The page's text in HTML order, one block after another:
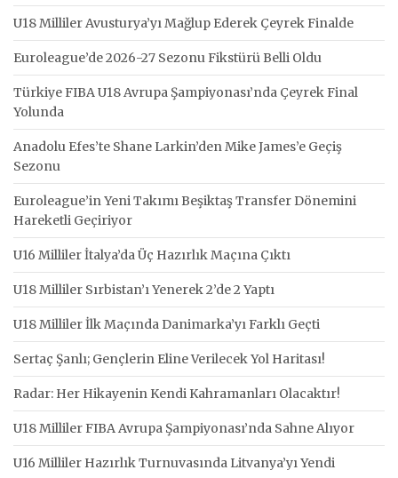
U18 Milliler Avusturya’yı Mağlup Ederek Çeyrek Finalde
Euroleague’de 2026-27 Sezonu Fikstürü Belli Oldu
Türkiye FIBA U18 Avrupa Şampiyonası’nda Çeyrek Final
Yolunda
Anadolu Efes’te Shane Larkin’den Mike James’e Geçiş
Sezonu
Euroleague’in Yeni Takımı Beşiktaş Transfer Dönemini
Hareketli Geçiriyor
U16 Milliler İtalya’da Üç Hazırlık Maçına Çıktı
U18 Milliler Sırbistan’ı Yenerek 2’de 2 Yaptı
U18 Milliler İlk Maçında Danimarka’yı Farklı Geçti
Sertaç Şanlı; Gençlerin Eline Verilecek Yol Haritası!
Radar: Her Hikayenin Kendi Kahramanları Olacaktır!
U18 Milliler FIBA Avrupa Şampiyonası’nda Sahne Alıyor
U16 Milliler Hazırlık Turnuvasında Litvanya’yı Yendi